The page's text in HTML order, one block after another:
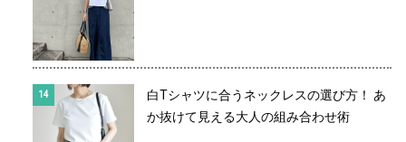
白Tシャツに合うネックレスの選び方！ あ
か抜けて見える大人の組み合わせ術